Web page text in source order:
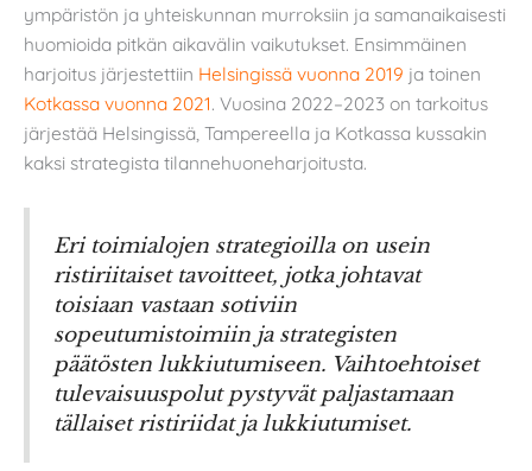
ympäristön ja yhteiskunnan murroksiin ja samanaikaisesti
huomioida pitkän aikavälin vaikutukset. Ensimmäinen
harjoitus järjestettiin Helsingissä vuonna 2019 ja toinen
Kotkassa vuonna 2021. Vuosina 2022–2023 on tarkoitus
järjestää Helsingissä, Tampereella ja Kotkassa kussakin
kaksi strategista tilannehuoneharjoitusta.
Eri toimialojen strategioilla on usein
ristiriitaiset tavoitteet, jotka johtavat
toisiaan vastaan sotiviin
sopeutumistoimiin ja strategisten
päätösten lukkiutumiseen. Vaihtoehtoiset
tulevaisuuspolut pystyvät paljastamaan
tällaiset ristiriidat ja lukkiutumiset.